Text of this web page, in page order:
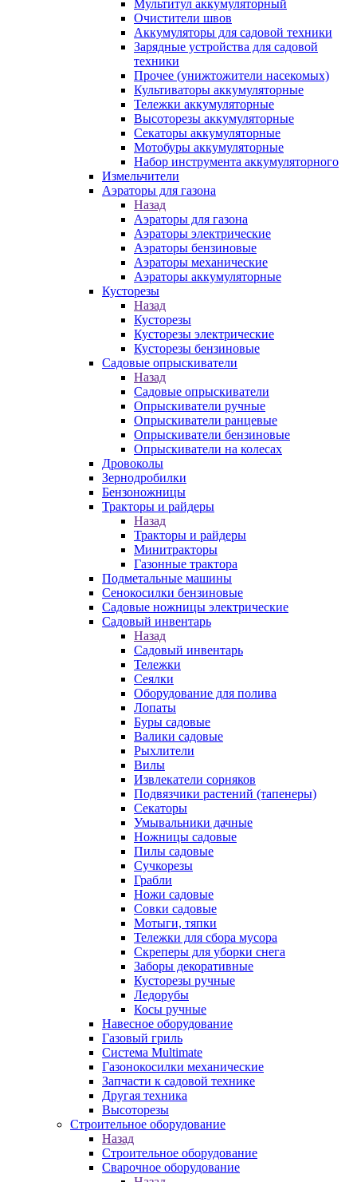
Мультитул аккумуляторный
Очистители швов
Аккумуляторы для садовой техники
Зарядные устройства для садовой
техники
Прочее (унижтожители насекомых)
Культиваторы аккумуляторные
Тележки аккумуляторные
Высоторезы аккумуляторные
Секаторы аккумуляторные
Мотобуры аккумуляторные
Набор инструмента аккумуляторного
Измельчители
Аэраторы для газона
Назад
Аэраторы для газона
Аэраторы электрические
Аэраторы бензиновые
Аэраторы механические
Аэраторы аккумуляторные
Кусторезы
Назад
Кусторезы
Кусторезы электрические
Кусторезы бензиновые
Садовые опрыскиватели
Назад
Садовые опрыскиватели
Опрыскиватели ручные
Опрыскиватели ранцевые
Опрыскиватели бензиновые
Опрыскиватели на колесах
Дровоколы
Зернодробилки
Бензоножницы
Тракторы и райдеры
Назад
Тракторы и райдеры
Минитракторы
Газонные трактора
Подметальные машины
Сенокосилки бензиновые
Садовые ножницы электрические
Садовый инвентарь
Назад
Садовый инвентарь
Тележки
Сеялки
Оборудование для полива
Лопаты
Буры садовые
Валики садовые
Рыхлители
Вилы
Извлекатели сорняков
Подвязчики растений (тапенеры)
Секаторы
Умывальники дачные
Ножницы садовые
Пилы садовые
Сучкорезы
Грабли
Ножи садовые
Совки садовые
Мотыги, тяпки
Тележки для сбора мусора
Скреперы для уборки снега
Заборы декоративные
Кусторезы ручные
Ледорубы
Косы ручные
Навесное оборудование
Газовый гриль
Система Multimate
Газонокосилки механические
Запчасти к садовой технике
Другая техника
Высоторезы
Строительное оборудование
Назад
Строительное оборудование
Сварочное оборудование